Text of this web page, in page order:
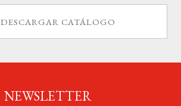
DESCARGAR CATÁLOGO
NEWSLETTER